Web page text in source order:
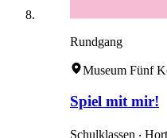
Rundgang
Museum Fünf
Spiel mit mir!
Schulklassen ‧